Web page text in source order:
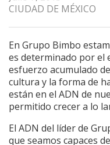
CIUDAD DE MÉXICO
En Grupo Bimbo
es determinado por el
esfuerzo acumulado
cultura y la forma de
están en el ADN de
permitido crecer a lo
El ADN del líder de
que seamos capaces